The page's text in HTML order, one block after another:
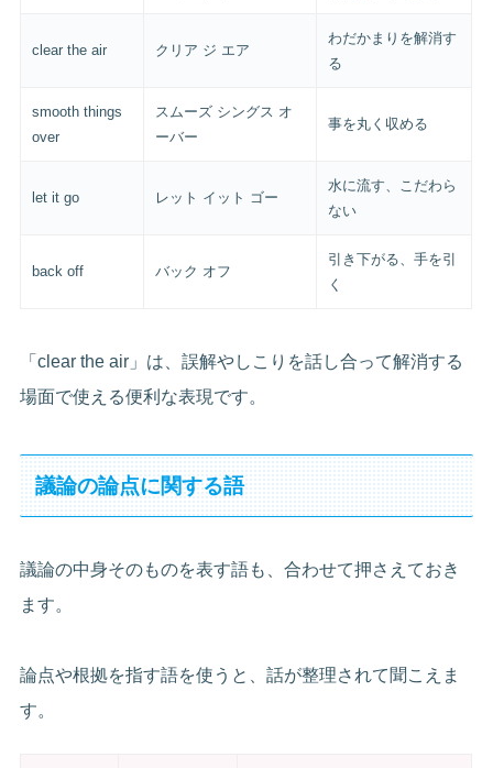
clear the air クリア ジ エア
わだかまりを解消す
る
smooth things
over
スムーズ シングス オ
ーバー
事を丸く収める
let it go レット イット ゴー
水に流す、こだわら
ない
back off バック オフ
引き下がる、手を引
く
「clear the air」は、誤解やしこりを話し合って解消する
場面で使える便利な表現です。
議論の論点に関する語
議論の中身そのものを表す語も、合わせて押さえておき
ます。
論点や根拠を指す語を使うと、話が整理されて聞こえま
す。